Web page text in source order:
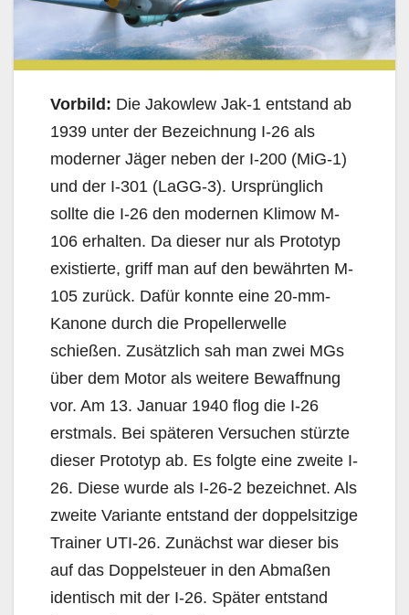
Vorbild: Die Jakowlew Jak-1 entstand ab
1939 unter der Bezeichnung I-26 als
moderner Jäger neben der I-200 (MiG-1)
und der I-301 (LaGG-3). Ursprünglich
sollte die I-26 den modernen Klimow M-
106 erhalten. Da dieser nur als Prototyp
existierte, griff man auf den bewährten M-
105 zurück. Dafür konnte eine 20-mm-
Kanone durch die Propellerwelle
schießen. Zusätzlich sah man zwei MGs
über dem Motor als weitere Bewaffnung
vor. Am 13. Januar 1940 flog die I-26
erstmals. Bei späteren Versuchen stürzte
dieser Prototyp ab. Es folgte eine zweite I-
26. Diese wurde als I-26-2 bezeichnet. Als
zweite Variante entstand der doppelsitzige
Trainer UTI-26. Zunächst war dieser bis
auf das Doppelsteuer in den Abmaßen
identisch mit der I-26. Später entstand